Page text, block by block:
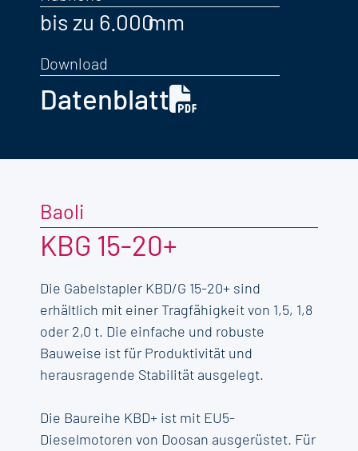
bis zu 6.000
Download
Datenblatt
Baoli
KBG 15-20+
Die Gabelstapler KBD/G 15-20+ sind
erhältlich mit einer Tragfähigkeit von 1,5, 1,8
oder 2,0 t. Die einfache und robuste
Bauweise ist für Produktivität und
herausragende Stabilität ausgelegt.
Die Baureihe KBD+ ist mit EU5-
Dieselmotoren von Doosan ausgerüstet. Für